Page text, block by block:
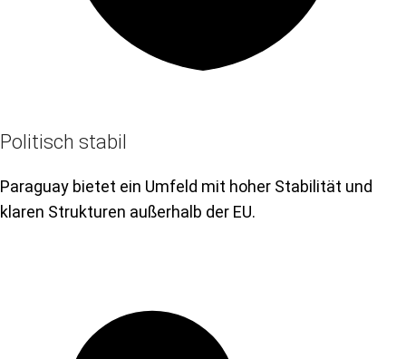
Politisch stabil
Paraguay bietet ein Umfeld mit hoher Stabilität und
klaren Strukturen außerhalb der EU.